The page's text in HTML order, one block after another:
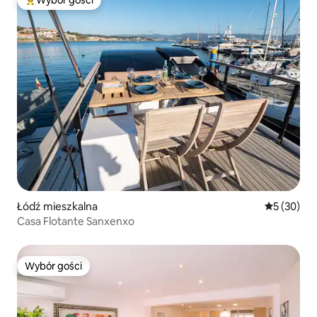
Najpopularniejsze z kategorii Wybór gości
Łódź mieszkalna Średnia
5 (30)
Casa Flotante Sanxenxo
Wybór gości
Wybór gości